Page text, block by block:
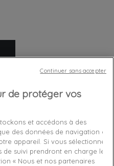
! favorite_border
de protéger vos
et accédons à des
des données de navigation ou
appareil. Si vous sélectionnez
de suivi prendront en charge les
« Nous et nos partenaires
Continuer sans accepter